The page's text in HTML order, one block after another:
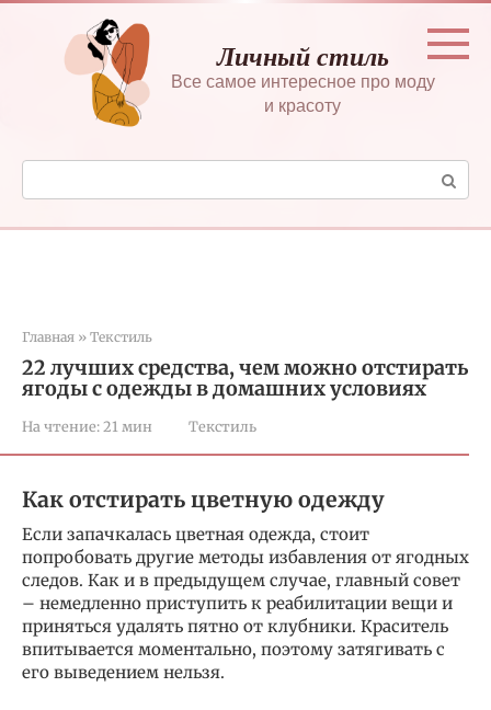
Перейти
контенту
Личный стиль
Все самое интересное про моду
и красоту
Поиск:
Главная » Текстиль
22 лучших средства, чем можно отстирать
ягоды с одежды в домашних условиях
На чтение: 21 мин Текстиль
Как отстирать цветную одежду
Если запачкалась цветная одежда, стоит
попробовать другие методы избавления от ягодных
следов. Как и в предыдущем случае, главный совет
– немедленно приступить к реабилитации вещи и
приняться удалять пятно от клубники. Краситель
впитывается моментально, поэтому затягивать с
его выведением нельзя.